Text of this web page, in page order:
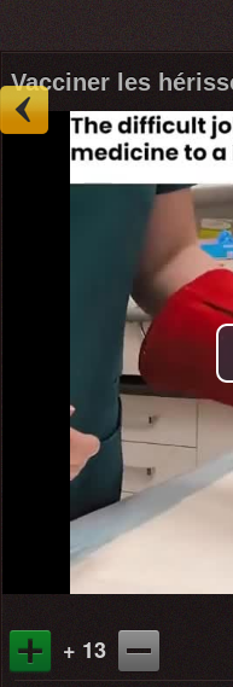
Vacciner les
+ 13